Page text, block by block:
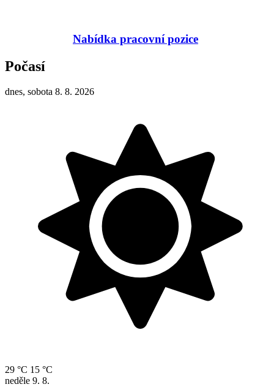
Nabídka pracovní pozice
Počasí
dnes, sobota 8. 8. 2026
29 °C 15 °C
neděle 9. 8.